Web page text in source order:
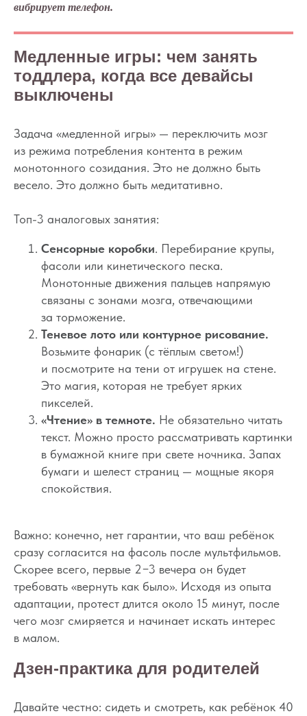
вибрирует телефон.
Медленные игры: чем занять
тоддлера, когда все девайсы
выключены
Задача «медленной игры» — переключить мозг
из режима потребления контента в режим
монотонного созидания. Это не должно быть
весело. Это должно быть медитативно.
Топ-3 аналоговых занятия:
Сенсорные коробки. Перебирание крупы,
фасоли или кинетического песка.
Монотонные движения пальцев напрямую
связаны с зонами мозга, отвечающими
за торможение.
Теневое лото или контурное рисование.
Возьмите фонарик (с тёплым светом!)
и посмотрите на тени от игрушек на стене.
Это магия, которая не требует ярких
пикселей.
«Чтение» в темноте. Не обязательно читать
текст. Можно просто рассматривать картинки
в бумажной книге при свете ночника. Запах
бумаги и шелест страниц — мощные якоря
спокойствия.
Важно: конечно, нет гарантии, что ваш ребёнок
сразу согласится на фасоль после мультфильмов.
Скорее всего, первые 2−3 вечера он будет
требовать «вернуть как было». Исходя из опыта
адаптации, протест длится около 15 минут, после
чего мозг смиряется и начинает искать интерес
в малом.
Дзен-практика для родителей
Давайте честно: сидеть и смотреть, как ребёнок 40
Как научить ребёнка
засыпать за 15 минут
и спать в своей
кроватке
Мини-курс из 16 уроков, чтобы
высыпаться, находить время
на себя, стать спокойным,
родителем.